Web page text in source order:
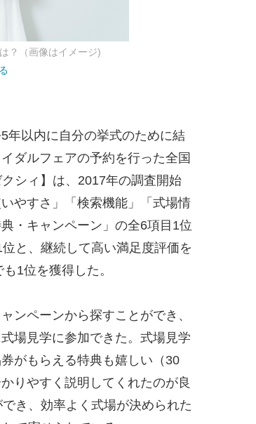
？（画像はイメージ)
以内に自分の挙式のために結
ダルフェアの予約を行った全国
シィ】は、2017年の調査開始
やすさ」「検索機能」「式場情
・キャンペーン」の全6項目1位
と、継続して高い満足度評価を
1位を獲得した。
ンペーンから探すことができ、
場見学に参加できた。式場見学
がもらえる特典も嬉しい（30
りやすく説明してくれたのが良
き、効率よく式場が決められた